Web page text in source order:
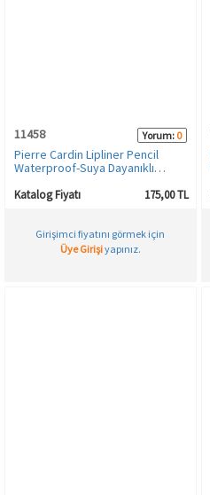
11458 Yorum: 0
Pierre Cardin Lipliner Pencil
Waterproof-Suya Dayanıklı
505
Katalog Fiyatı 175,00 TL
Girişimci fiyatını görmek için
Üye Girişiyapınız.